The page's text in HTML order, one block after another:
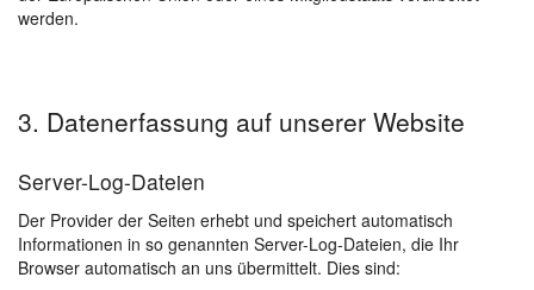
werden.
3. Datenerfassung auf unserer Website
Server-Log-Dateien
Der Provider der Seiten erhebt und speichert automatisch
Informationen in so genannten Server-Log-Dateien, die Ihr
Browser automatisch an uns übermittelt. Dies sind: